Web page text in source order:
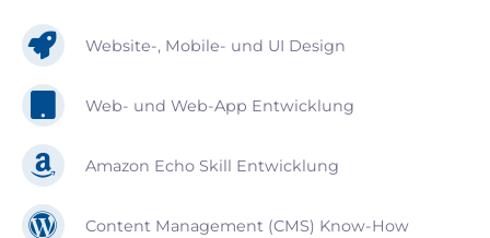
Website-, Mobile- und UI Design
Web- und Web-App Entwicklung
Amazon Echo Skill Entwicklung
Content Management (CMS) Know-How